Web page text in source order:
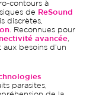
contours à
de
ReSound
discrètes,
. Reconnues pour
avancée
besoins d’un
parasites,